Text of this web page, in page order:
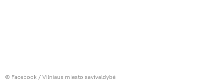
© Facebook / Vilniaus miesto savivaldybė